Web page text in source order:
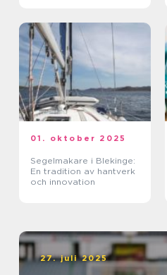
01. oktober 2025
Segelmakare i Blekinge:
En tradition av hantverk
och innovation
27. juli 2025